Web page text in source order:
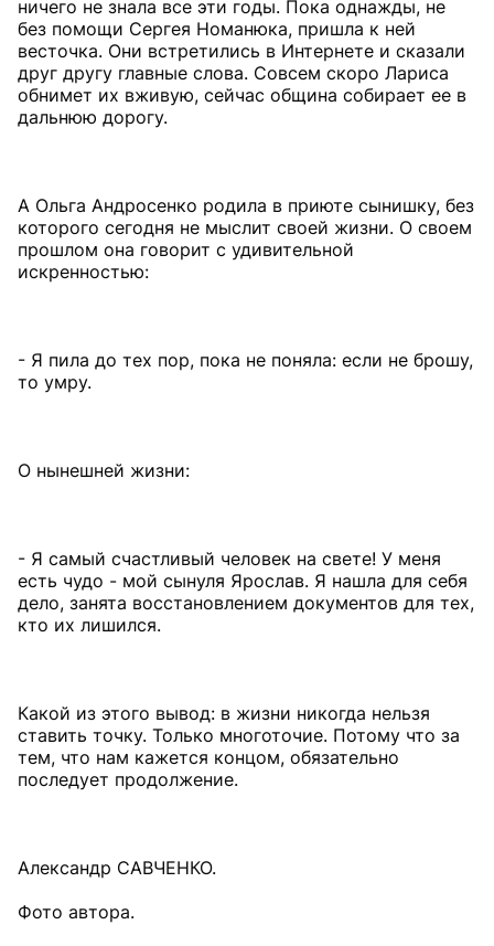
ничего не знала все эти годы. Пока однажды, не
без помощи Сергея Номанюка, пришла к ней
весточка. Они встретились в Интернете и сказали
друг другу главные слова. Совсем скоро Лариса
обнимет их вживую, сейчас община собирает ее в
дальнюю дорогу.
А Ольга Андросенко родила в приюте сынишку, без
которого сегодня не мыслит своей жизни. О своем
прошлом она говорит с удивительной
искренностью:
- Я пила до тех пор, пока не поняла: если не брошу,
то умру.
О нынешней жизни:
- Я самый счастливый человек на свете! У меня
есть чудо - мой сынуля Ярослав. Я нашла для себя
дело, занята восстановлением документов для тех,
кто их лишился.
Какой из этого вывод: в жизни никогда нельзя
ставить точку. Только многоточие. Потому что за
тем, что нам кажется концом, обязательно
последует продолжение.
Александр САВЧЕНКО.
Фото автора.